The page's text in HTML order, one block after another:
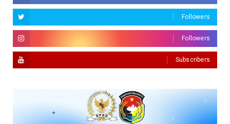
Followers
Followers
Subscribers